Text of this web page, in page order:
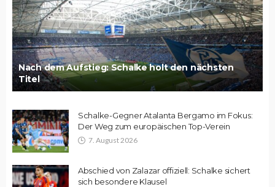
Nach dem Aufstieg: Schalke holt den nächsten
Titel
Schalke-Gegner Atalanta Bergamo im Fokus:
Der Weg zum europäischen Top-Verein
7. August 2026
Abschied von Zalazar offiziell: Schalke sichert
sich besondere Klausel